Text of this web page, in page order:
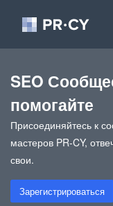
SEO
помогайте
Присоединяйтесь к
мастеров PR-CY,
свои.
Зарегистрироваться